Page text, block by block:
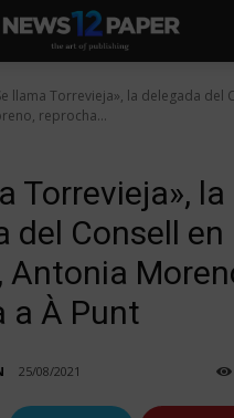
llama Torrevieja», la delegada del
reprocha...
Torrevieja», la
del Consell en
Antonia
a À Punt
25/08/2021